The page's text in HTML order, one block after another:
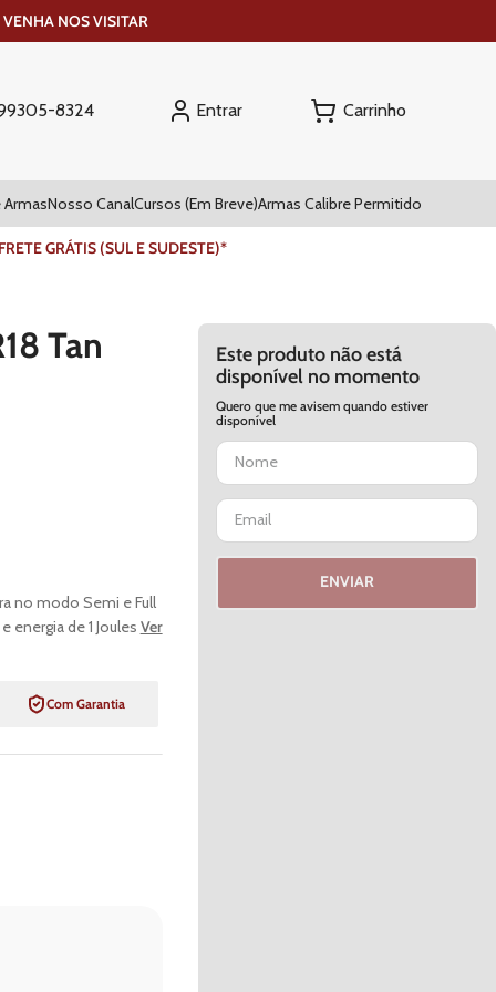
NOS VISITAR
99305-8324 Entrar
Nosso CanalCursos (Em Breve)Armas Calibre Permitido
GRÁTIS (SUL E SUDESTE)*
Tan
no modo Semi e Full
de 1 Joules Ver
Com Garantia
Este produto não está
disponível no momento
Quero que me avisem quando estiver
disponível
ENVIAR